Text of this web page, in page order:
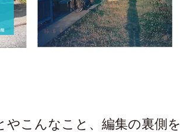
こんなこと、編集の裏側を